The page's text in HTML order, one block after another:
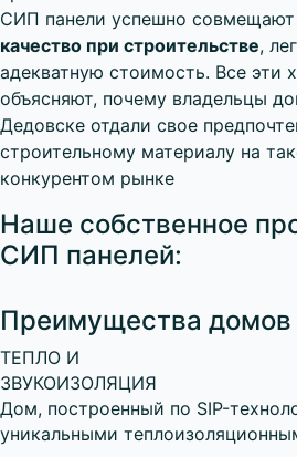
CИП панели успешно совмещают
качество при строительстве,
адекватную стоимость. Все эти
объясняют, почему владельцы
Дедовске отдали свое
строительному материалу на
конкурентом рынке
Наше собственное
СИП панелей:
Преимущества домов
ТЕПЛО И
ЗВУКОИЗОЛЯЦИЯ
Дом, построенный по SIP-
уникальными